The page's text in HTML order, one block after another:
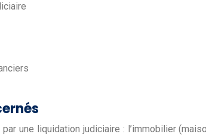
une liquidation judiciaire : l’immobilier